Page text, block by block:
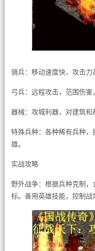
骑兵：移动速度快，攻击力
弓兵：远程攻击，范围伤害
器械：攻城利器，对建筑和
特殊兵种：各种稀有兵种
雄。
实战攻略
野外战争：根据兵种克制
标。善用英雄技能，控制战